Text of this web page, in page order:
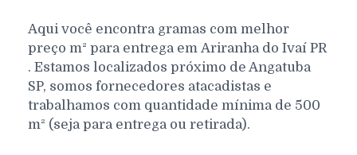
Aqui você encontra gramas com melhor
preço m² para entrega em Ariranha do Ivaí PR
. Estamos localizados próximo de Angatuba
SP, somos fornecedores atacadistas e
trabalhamos com quantidade mínima de 500
m² (seja para entrega ou retirada).